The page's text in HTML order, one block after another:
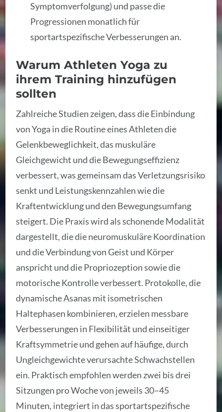
Symptomverfolgung) und passe die
Progressionen monatlich für
sportartspezifische Verbesserungen an.
Warum Athleten Yoga zu
ihrem Training hinzufügen
sollten
Zahlreiche Studien zeigen, dass die Einbindung
von Yoga in die Routine eines Athleten die
Gelenkbeweglichkeit, das muskuläre
Gleichgewicht und die Bewegungseffizienz
verbessert, was gemeinsam das Verletzungsrisiko
senkt und Leistungskennzahlen wie die
Kraftentwicklung und den Bewegungsumfang
steigert. Die Praxis wird als schonende Modalität
dargestellt, die die neuromuskuläre Koordination
und die Verbindung von Geist und Körper
anspricht und die Propriozeption sowie die
motorische Kontrolle verbessert. Protokolle, die
dynamische Asanas mit isometrischen
Haltephasen kombinieren, erzielen messbare
Verbesserungen in Flexibilität und einseitiger
Kraftsymmetrie und gehen auf häufige, durch
Ungleichgewichte verursachte Schwachstellen
ein. Praktisch empfohlen werden zwei bis drei
Sitzungen pro Woche von jeweils 30–45
Minuten, integriert in das sportartspezifische